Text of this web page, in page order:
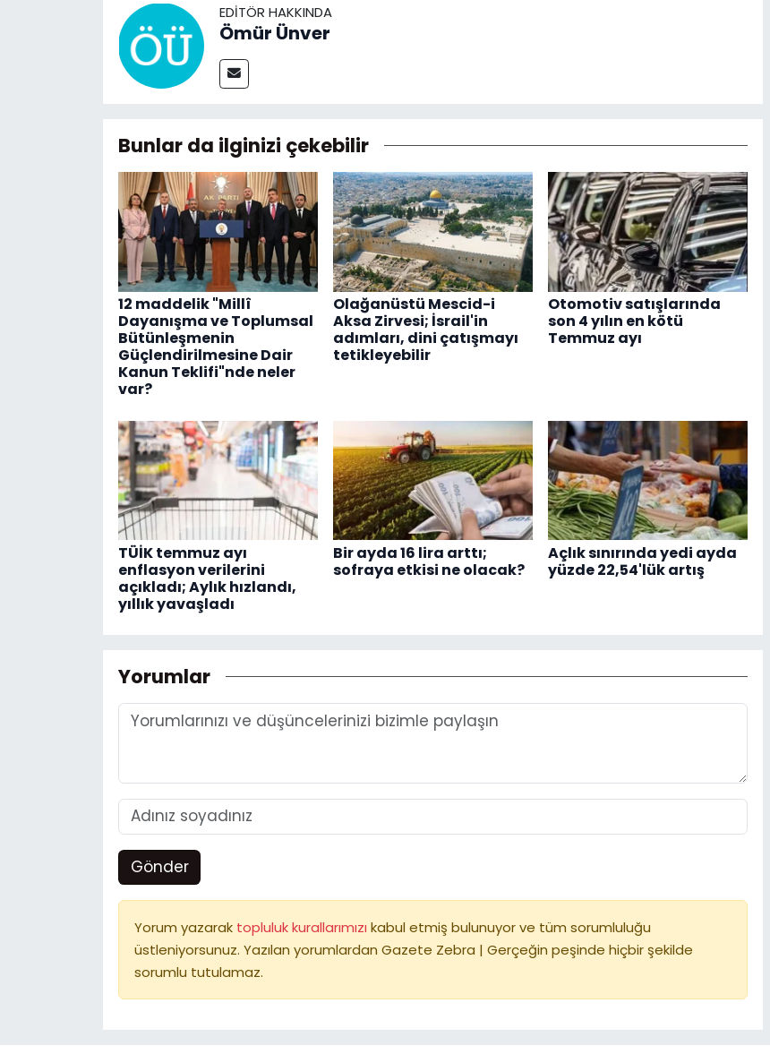
EDITÖR HAKKINDA
Ömür Ünver
Bunlar da ilginizi çekebilir
12 maddelik "Millî
Dayanışma ve Toplumsal
Bütünleşmenin
Güçlendirilmesine Dair
Kanun Teklifi"nde neler
var?
Olağanüstü Mescid-i
Aksa Zirvesi; İsrail'in
adımları, dini çatışmayı
tetikleyebilir
Otomotiv satışlarında
son 4 yılın en kötü
Temmuz ayı
TÜİK temmuz ayı
enflasyon verilerini
açıkladı; Aylık hızlandı,
yıllık yavaşladı
Bir ayda 16 lira arttı;
sofraya etkisi ne olacak?
Açlık sınırında yedi ayda
yüzde 22,54'lük artış
Yorumlar
Gönder
Yorum yazarak topluluk kurallarımızı kabul etmiş bulunuyor ve tüm sorumluluğu
üstleniyorsunuz. Yazılan yorumlardan Gazete Zebra | Gerçeğin peşinde hiçbir şekilde
sorumlu tutulamaz.